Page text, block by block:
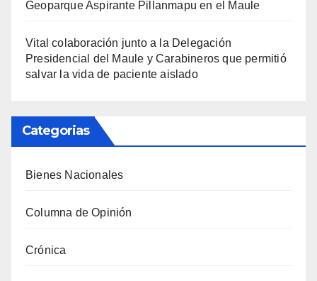
Geoparque Aspirante Pillanmapu en el Maule
Vital colaboración junto a la Delegación
Presidencial del Maule y Carabineros que permitió
salvar la vida de paciente aislado
Categorias
Bienes Nacionales
Columna de Opinión
Crónica